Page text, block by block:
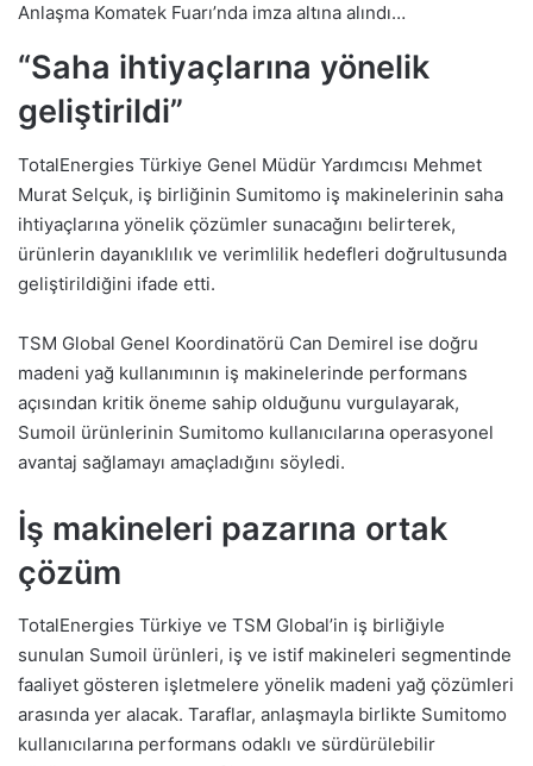
Anlaşma Komatek Fuarı’nda imza altına alındı…
“Saha ihtiyaçlarına yönelik
geliştirildi”
TotalEnergies Türkiye Genel Müdür Yardımcısı Mehmet
Murat Selçuk, iş birliğinin Sumitomo iş makinelerinin saha
ihtiyaçlarına yönelik çözümler sunacağını belirterek,
ürünlerin dayanıklılık ve verimlilik hedefleri doğrultusunda
geliştirildiğini ifade etti.
TSM Global Genel Koordinatörü Can Demirel ise doğru
madeni yağ kullanımının iş makinelerinde performans
açısından kritik öneme sahip olduğunu vurgulayarak,
Sumoil ürünlerinin Sumitomo kullanıcılarına operasyonel
avantaj sağlamayı amaçladığını söyledi.
İş makineleri pazarına ortak
çözüm
TotalEnergies Türkiye ve TSM Global’in iş birliğiyle
sunulan Sumoil ürünleri, iş ve istif makineleri segmentinde
faaliyet gösteren işletmelere yönelik madeni yağ çözümleri
arasında yer alacak. Taraflar, anlaşmayla birlikte Sumitomo
kullanıcılarına performans odaklı ve sürdürülebilir